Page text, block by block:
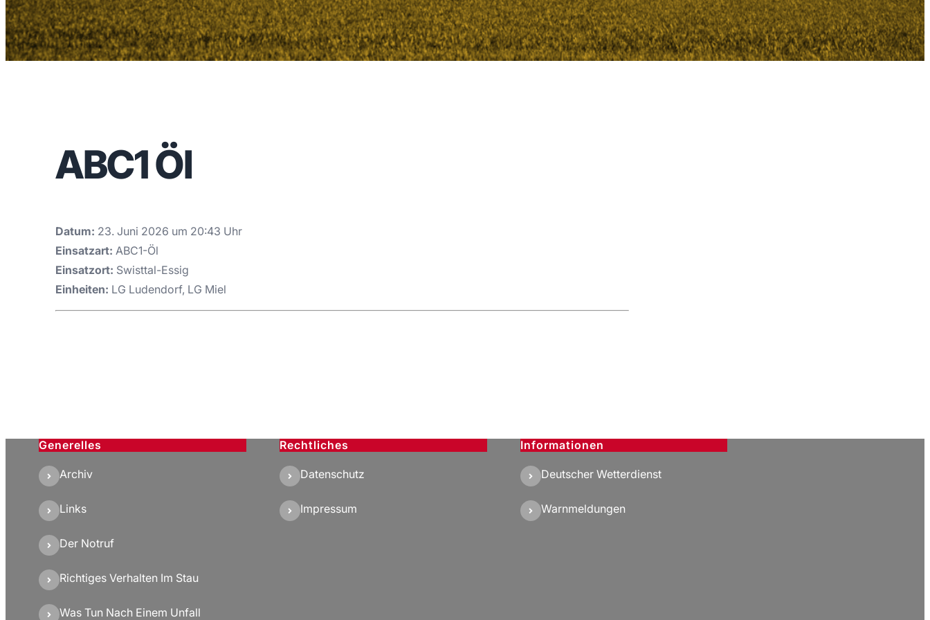
ABC1 Öl
Datum: 23. Juni 2026 um 20:43 Uhr
Einsatzart: ABC1-Öl
Einsatzort: Swisttal-Essig
Einheiten: LG Ludendorf, LG Miel
Generelles
Archiv
Links
Der Notruf
Richtiges Verhalten Im Stau
Was Tun Nach Einem Unfall
Rechtliches
Datenschutz
Impressum
Informationen
Deutscher Wetterdienst
Warnmeldungen